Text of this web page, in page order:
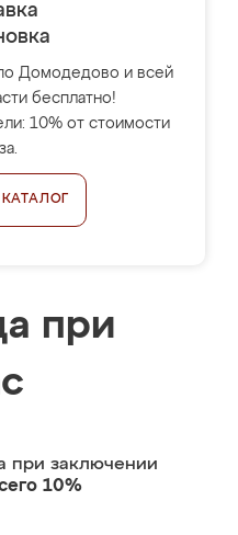
Домодедово и всей
бесплатно!
10% от стоимости
при
при заключении
10%